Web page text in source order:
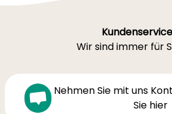
Kundenservice
Wir sind immer für
Nehmen Sie mit uns
Sie hier